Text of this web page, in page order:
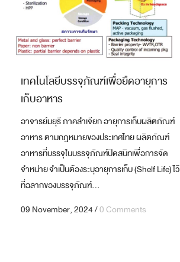
เทคโนโลยีบรรจุภัณฑ์เพื่อยืดอายุการ
เก็บอาหาร
อาจารย์มยุรี ภาคลำเจียก อายุการเก็บผลิตภัณฑ์
อาหาร ตามกฎหมายของประเทศไทย ผลิตภัณฑ์
อาหารที่บรรจุในบรรจุภัณฑ์ปิดสนิทเพื่อการจัด
จำหน่าย จำเป็นต้องระบุอายุการเก็บ (Shelf Life) ไว้
ที่ฉลากของบรรจุภัณฑ์...
09 November, 2024/0 Comments